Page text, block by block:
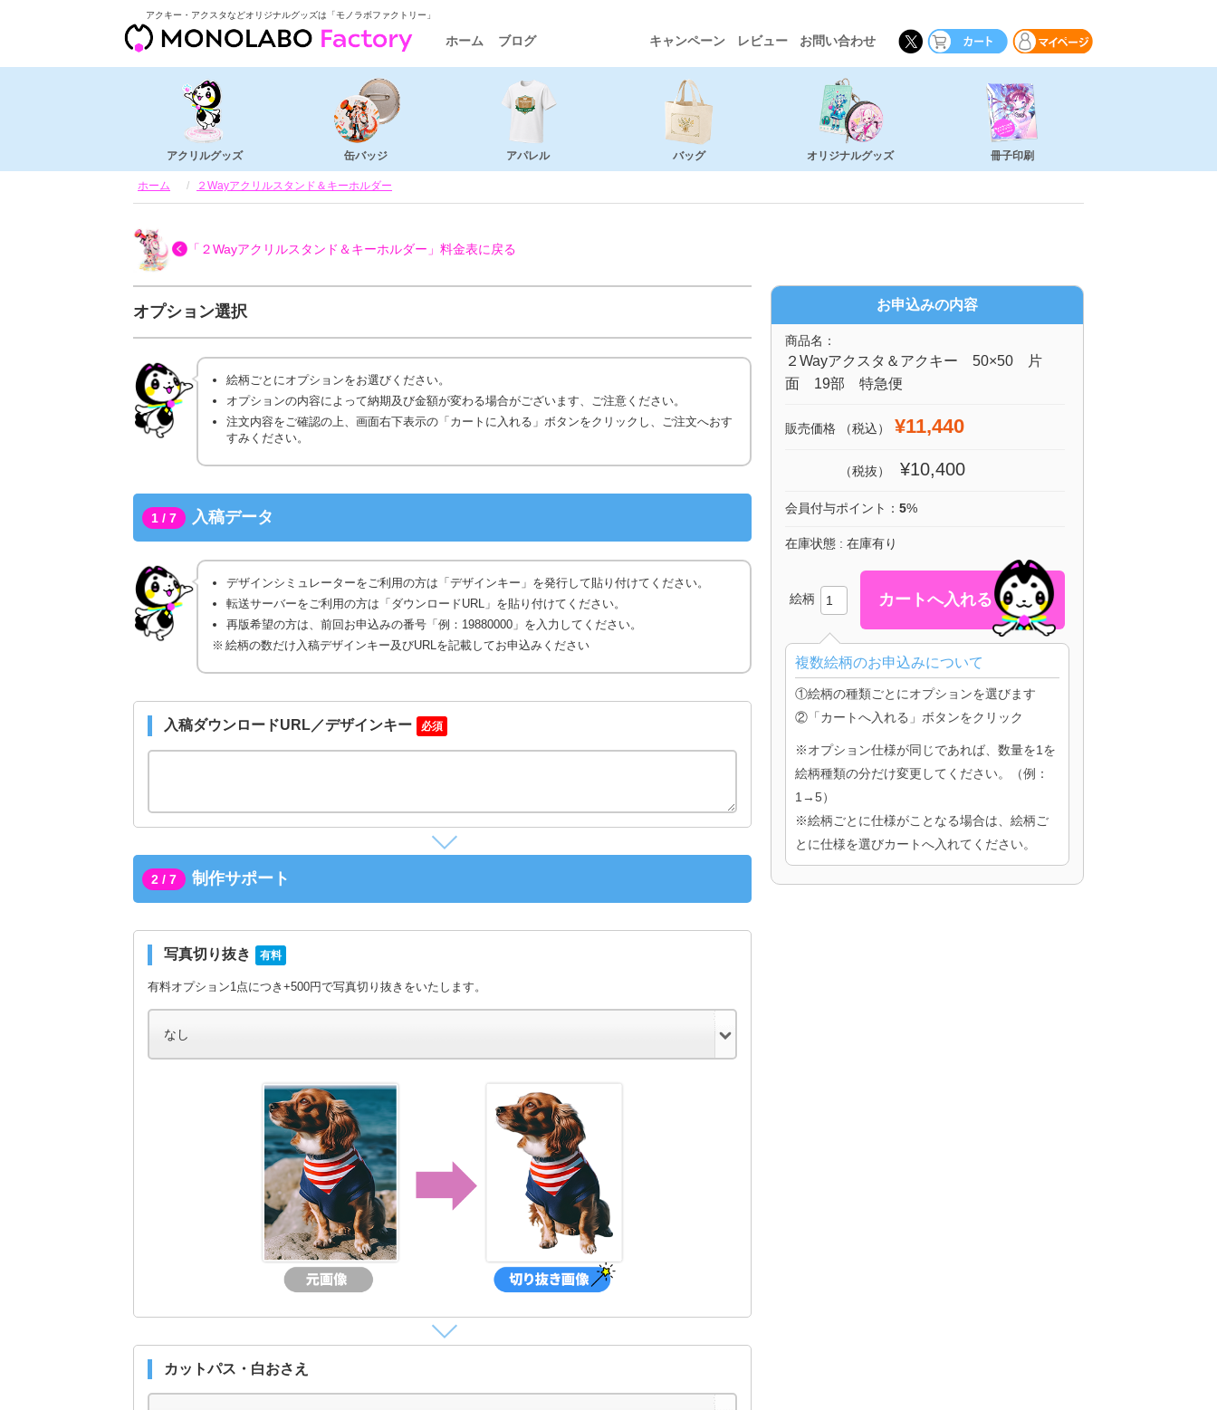
アクキー・アクスタなどオリジナルグッズは「モノラボファクトリー」
ホーム ブログ キャンペーン レビュー お問い合わせ
アクリルグッズ 缶バッジ アパレル バッグ オリジナルグッズ 冊子印刷
ホーム ２Wayアクリルスタンド＆キーホルダー
「２Wayアクリルスタンド＆キーホルダー」 料金表に戻る
オプション選択
絵柄ごとにオプションをお選びください。
オプションの内容によって納期及び金額が変わる場合がございます、ご注意ください。
注文内容をご確認の上、画面右下表示の「カートに入れる」ボタンをクリックし、ご注文へおす
すみください。
1 / 7 入稿データ
デザインシミュレーターをご利用の方は「デザインキー」を発行して貼り付けてください。
転送サーバーをご利用の方は「ダウンロードURL」を貼り付けてください。
再版希望の方は、前回お申込みの番号「例：19880000」を入力してください。
絵柄の数だけ入稿デザインキー及びURLを記載してお申込みください
入稿ダウンロードURL／デザインキー 必須
2 / 7 制作サポート
写真切り抜き 有料
有料オプション1点につき+500円で写真切り抜きをいたします。
カットパス・白おさえ
お申込みの内容
商品名：
２Wayアクスタ＆アクキー 50×50 片
面 19部 特急便
販売価格 （税込） ¥11,440
（税抜） ¥10,400
会員付与ポイント： 5%
在庫状態 : 在庫有り
絵柄
複数絵柄のお申込みについて
①絵柄の種類ごとにオプションを選びます
②「カートへ入れる」ボタンをクリック
※オプション仕様が同じであれば、数量を1を
絵柄種類の分だけ変更してください。（例：
1→5）
※絵柄ごとに仕様がことなる場合は、絵柄ご
とに仕様を選びカートへ入れてください。